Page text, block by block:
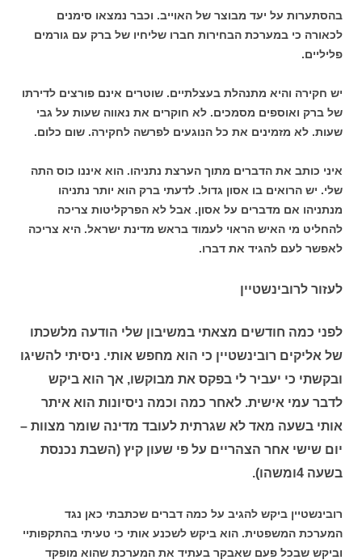
בהסתערות על יעד מבוצר של האוייב. וכבר נמצאו סימנים
לכאורה כי במערכת הבחירות חברו שליחיו של ברק עם גורמים
פליליים.
יש חקירה והיא מתנהלת בעצלתיים. שוטרים אינם פורצים לדירתו
של ברק ואוספים מסמכים. לא חוקרים את נאווה שעות על גבי
שעות. לא מזמינים את כל הנוגעים לפרשה לחקירה. שום כלום.
איני כותב את הדברים מתוך הערצת נתניהו. הוא איננו כוס התה
שלי. יש הרואים בו אסון גדול. לדעתי ברק הוא יותר נתניהו
מנתניהו אם מדברים על אסון. אבל לא הפרקליטות צריכה
להחליט מי האיש הראוי לעמוד בראש מדינת ישראל. היא צריכה
לאפשר לעם להגיד את דברו.
לעזור לרובינשטיין
לפני כמה חודשים מצאתי במשיבון שלי הודעה מלשכתו
של אליקים רובינשטיין כי הוא מחפש אותי. ניסיתי להשיגו
ובקשתי כי יעביר לי בפקס את מבוקשו, אך הוא ביקש
לדבר עמי אישית. לאחר כמה וכמה ניסיונות הוא איתר
אותי בשעה מאד לא שגרתית לעובד מדינה שומר מצוות –
יום שישי אחר הצהריים על פי שעון קיץ (השבת נכנסת
בשעה 4ומשהו).
רובינשטיין ביקש להגיב על כמה דברים שכתבתי כאן נגד
המערכת המשפטית. הוא ביקש לשכנע אותי כי טעיתי בהתקפותיי
וביקש שבכל פעם שאבקר בעתיד את המערכת שהוא מופקד